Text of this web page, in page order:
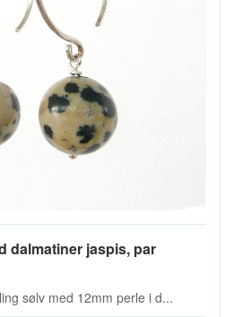
dalmatiner jaspis, par
sølv med 12mm perle i d...